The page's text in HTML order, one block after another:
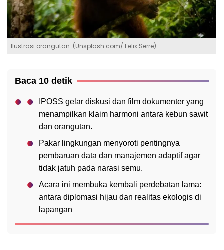
Ilustrasi orangutan. (Unsplash.com/ Felix Serre)
Baca 10 detik
IPOSS gelar diskusi dan film dokumenter yang
menampilkan klaim harmoni antara kebun sawit
dan orangutan.
Pakar lingkungan menyoroti pentingnya
pembaruan data dan manajemen adaptif agar
tidak jatuh pada narasi semu.
Acara ini membuka kembali perdebatan lama:
antara diplomasi hijau dan realitas ekologis di
lapangan